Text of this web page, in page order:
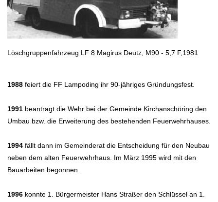
Löschgruppenfahrzeug LF 8 Magirus Deutz, M90 - 5,7 F,1981
1988 feiert die FF Lampoding ihr 90-jähriges Gründungsfest.
1991 beantragt die Wehr bei der Gemeinde Kirchanschöring den
Umbau bzw. die Erweiterung des bestehenden Feuerwehrhauses.
1994 fällt dann im Gemeinderat die Entscheidung für den Neubau
neben dem alten Feuerwehrhaus. Im März 1995 wird mit den
Bauarbeiten begonnen.
1996 konnte 1. Bürgermeister Hans Straßer den Schlüssel an 1.